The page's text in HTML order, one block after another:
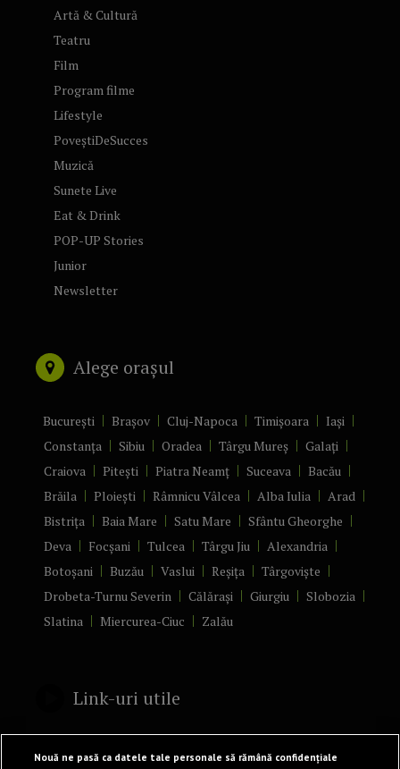
Artă & Cultură
Teatru
Film
Program filme
Lifestyle
PoveștiDeSucces
Muzică
Sunete Live
Eat & Drink
POP-UP Stories
Junior
Newsletter
Alege orașul
București Brașov Cluj-Napoca Timișoara
Iași
Constanța
Sibiu Oradea Târgu Mureș
Galați
Craiova
Pitești Piatra Neamț Suceava
Bacău
Brăila
Ploiești Râmnicu Vâlcea Alba Iulia
Arad
Bistrița
Baia Mare Satu Mare
Sfântu Gheorghe
Deva
Focșani Tulcea Târgu Jiu
Alexandria
Botoșani
Buzău Vaslui Reșița
Târgoviște
Drobeta-Turnu Severin
Călărași Giurgiu
Slobozia
Slatina
Miercurea-Ciuc Zalău
Link-uri utile
Politică de confidențialitate
Nouă ne pasă ca datele tale personale să rămână confidențiale